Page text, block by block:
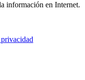
información en Internet.